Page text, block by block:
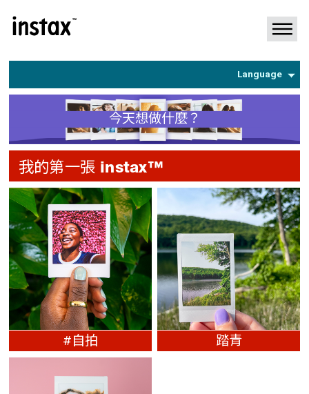
Language
Deutsch
Português
今天想做什麼？
我的第一張 instax™
#自拍 踏青